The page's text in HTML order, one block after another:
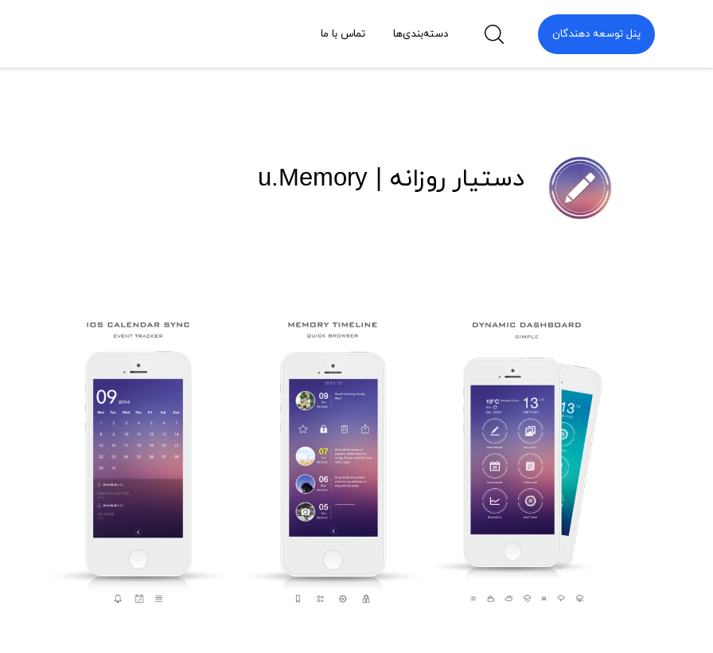
پنل توسعه دهندگان دسته‌بندی‌ها تماس با ما
دستیار روزانه | u.Memory